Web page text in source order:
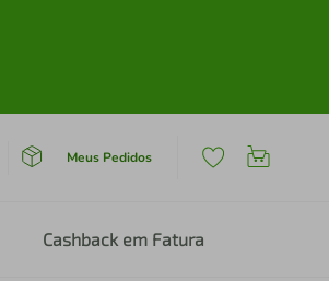
Meus Pedidos
Cashback em Fatura